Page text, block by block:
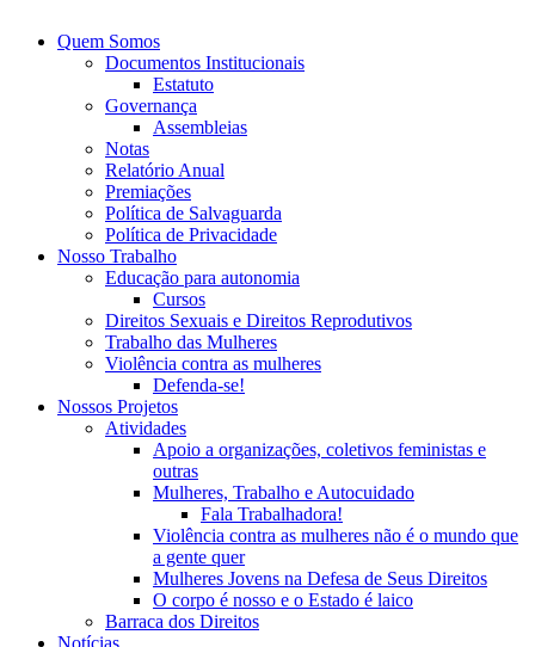
Quem Somos
Documentos Institucionais
Estatuto
Governança
Assembleias
Notas
Relatório Anual
Premiações
Política de Salvaguarda
Política de Privacidade
Nosso Trabalho
Educação para autonomia
Cursos
Direitos Sexuais e Direitos Reprodutivos
Trabalho das Mulheres
Violência contra as mulheres
Defenda-se!
Nossos Projetos
Atividades
Apoio a organizações, coletivos feministas e
outras
Mulheres, Trabalho e Autocuidado
Fala Trabalhadora!
Violência contra as mulheres não é o mundo que
a gente quer
Mulheres Jovens na Defesa de Seus Direitos
O corpo é nosso e o Estado é laico
Barraca dos Direitos
Notícias